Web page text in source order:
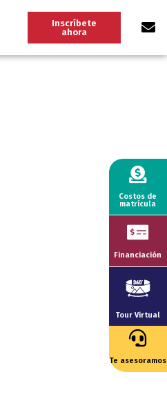
Inscríbete
ahora
Costos de
matrícula
Financiación
Tour Virtual
Te asesoramos